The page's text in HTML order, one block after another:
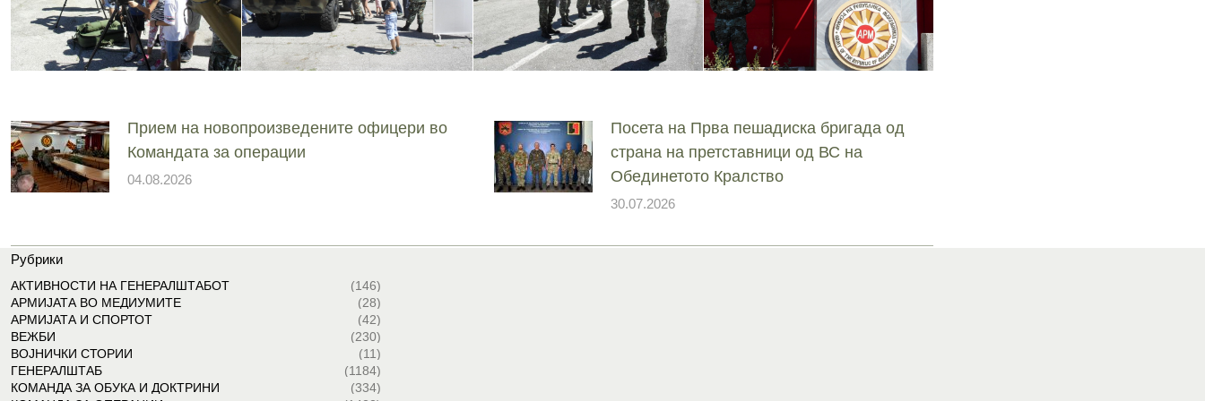
Прием на новопроизведените офицери во
Командата за операции
04.08.2026
Посета на Прва пешадиска бригада од
страна на претставници од ВС на
Обединетото Кралство
30.07.2026
Рубрики
АКТИВНОСТИ НА ГЕНЕРАЛШТАБОТ
(146)
АРМИЈАТА ВО МЕДИУМИТЕ
(28)
АРМИЈАТА И СПОРТОТ
(42)
ВЕЖБИ
(230)
ВОЈНИЧКИ СТОРИИ
(11)
ГЕНЕРАЛШТАБ
(1184)
КОМАНДА ЗА ОБУКА И ДОКТРИНИ
(334)